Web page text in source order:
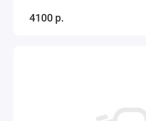
4100 р.